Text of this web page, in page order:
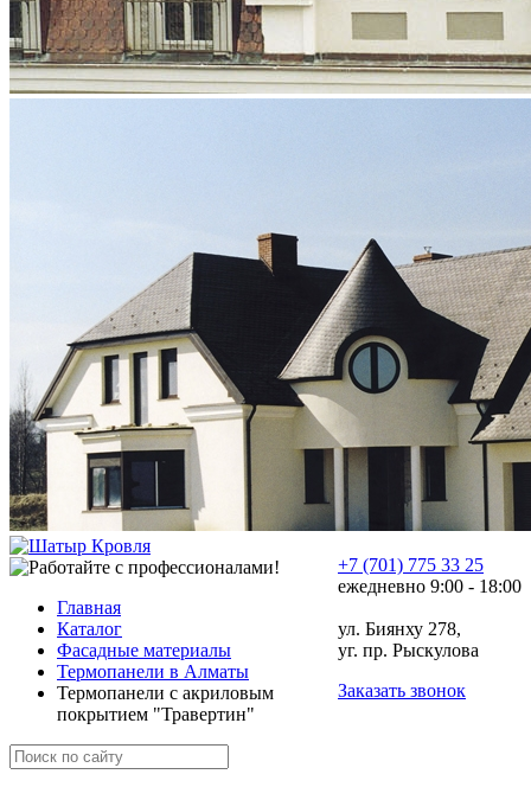
+7 (701) 775 33 25
ежедневно 9:00 - 18:00
ул. Биянху 278,
уг. пр. Рыскулова
Заказать звонок
Главная
Каталог
Фасадные материалы
Термопанели в Алматы
Термопанели с акриловым
покрытием "Травертин"